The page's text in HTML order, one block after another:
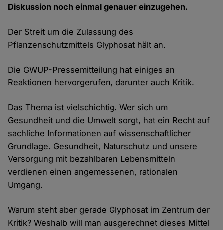
Diskussion noch einmal genauer einzugehen.
Der Streit um die Zulassung des
Pflanzenschutzmittels Glyphosat hält an.
Die GWUP-Pressemitteilung hat einiges an
Reaktionen hervorgerufen, darunter auch Kritik.
Das Thema ist vielschichtig. Wer sich um
Gesundheit und die Umwelt sorgt, hat ein Recht auf
sachliche Informationen auf wissenschaftlicher
Grundlage. Gesundheit, Naturschutz und unsere
Versorgung mit bezahlbaren Lebensmitteln
verdienen einen angemessenen, rationalen
Umgang.
Warum steht aber gerade Glyphosat im Zentrum der
Kritik? Weshalb will man ausgerechnet dieses Mittel